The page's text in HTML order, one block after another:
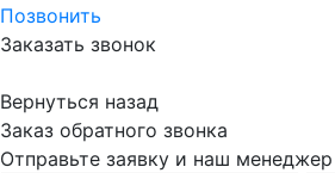
Позвонить
Заказать звонок
Вернуться назад
Заказ обратного звонка
Отправьте заявку и наш